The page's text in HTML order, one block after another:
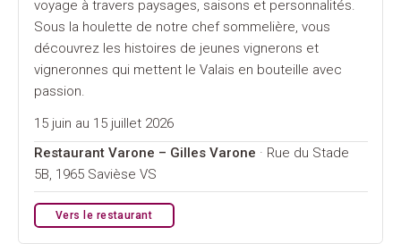
voyage à travers paysages, saisons et personnalités.
Sous la houlette de notre chef sommelière, vous
découvrez les histoires de jeunes vignerons et
vigneronnes qui mettent le Valais en bouteille avec
passion.
15 juin au 15 juillet 2026
Restaurant Varone – Gilles Varone · Rue du Stade
5B, 1965 Savièse VS
Vers le restaurant